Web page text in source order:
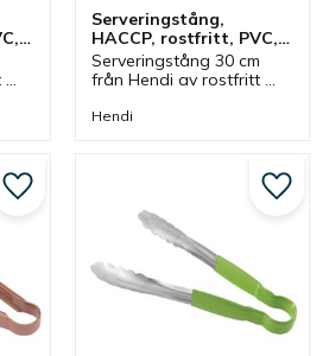
Serveringstång,
HACCP, rostfritt, PVC,
30 cm, blå
Serveringstång 30 cm
från Hendi av rostfritt
PVC i blå färg. Tång som
Hendi
Lägg till i favoriter Lägg